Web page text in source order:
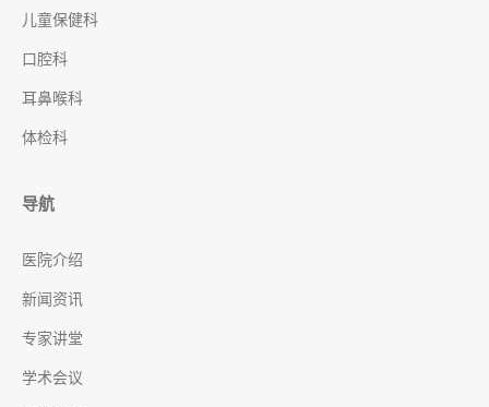
儿童保健科
口腔科
耳鼻喉科
体检科
导航
医院介绍
新闻资讯
专家讲堂
学术会议